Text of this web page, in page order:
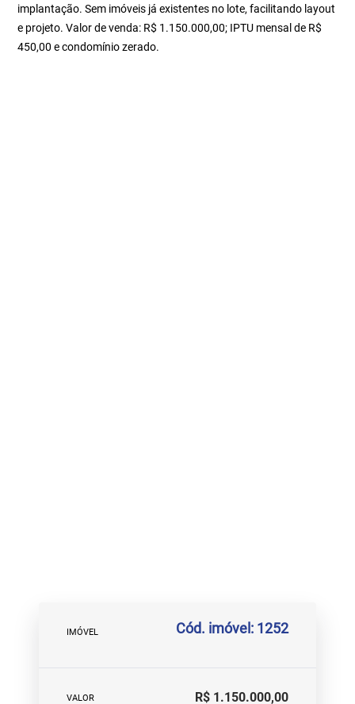
implantação. Sem imóveis já existentes no lote, facilitando layout
e projeto. Valor de venda: R$ 1.150.000,00; IPTU mensal de R$
450,00 e condomínio zerado.
IMÓVEL Cód. imóvel: 1252
VALOR R$ 1.150.000,00